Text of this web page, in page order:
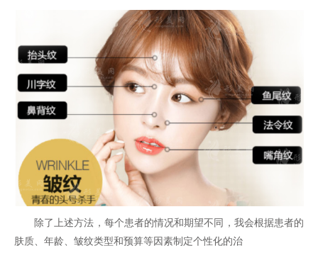
除了上述方法，每个患者的情况和期望不同，我会根据患者的
肤质、年龄、皱纹类型和预算等因素制定个性化的治